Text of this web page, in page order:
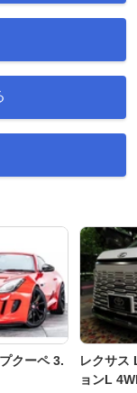
クーペ 3.
レクサス
ョンL